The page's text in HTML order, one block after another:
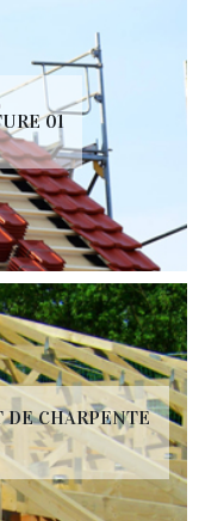
01
CHARPENTE